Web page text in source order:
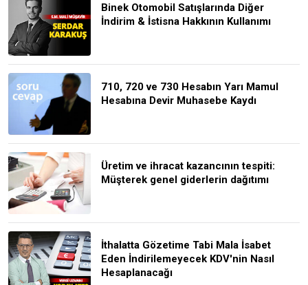
Binek Otomobil Satışlarında Diğer
İndirim & İstisna Hakkının Kullanımı
710, 720 ve 730 Hesabın Yarı Mamul
Hesabına Devir Muhasebe Kaydı
Üretim ve ihracat kazancının tespiti:
Müşterek genel giderlerin dağıtımı
İthalatta Gözetime Tabi Mala İsabet
Eden İndirilemeyecek KDV'nin Nasıl
Hesaplanacağı